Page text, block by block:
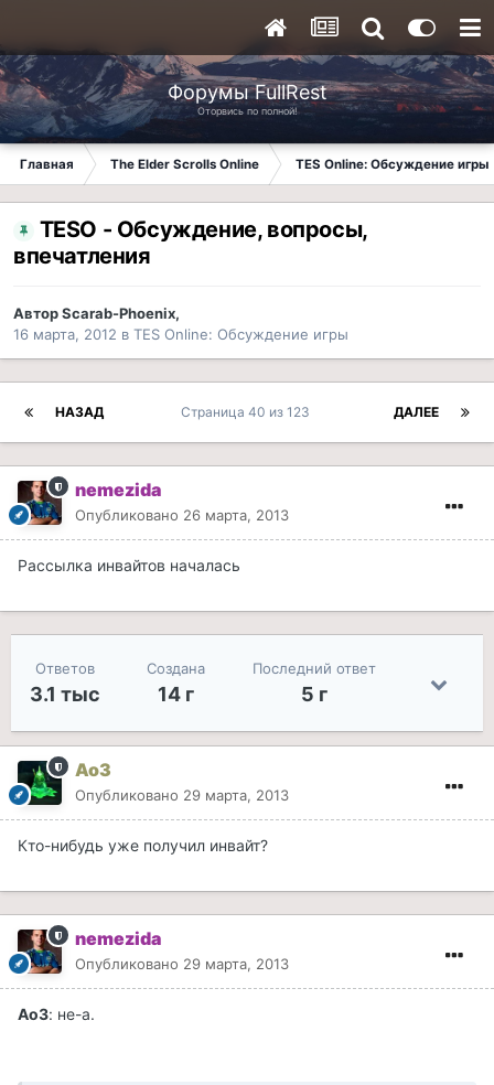
Форумы FullRest
Оторвись по полной!
Главная The Elder Scrolls Online TES Online: Обсуждение игры
TESO - Обсуждение, вопросы,
впечатления
АвторScarab-Phoenix,
16 марта, 2012 в TES Online: Обсуждение игры
НАЗАД ДАЛЕЕ
Страница 40 из 123
nemezida
Опубликовано 26 марта, 2013
Рассылка инвайтов началась
Ответов
3.1 тыс
Создана
14 г
Последний ответ
5 г
Ao3
Опубликовано 29 марта, 2013
Кто-нибудь уже получил инвайт?
nemezida
Опубликовано 29 марта, 2013
Ao3: не-а.